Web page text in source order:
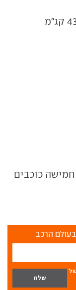
חמישה כוכבים
הרכב